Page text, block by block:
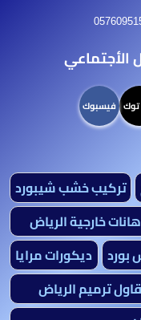
الأجتماعي
فيسبوك
تركيب خشب شيبورد
خارجية الرياض
بورد
ديكورات مرايا
ترميم الرياض